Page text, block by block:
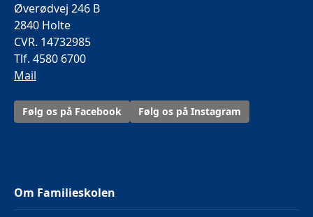
Øverødvej 246 B
2840 Holte
CVR. 14732985
Tlf. 4580 6700
Mail
Følg os på Facebook Følg os på Instagram
Om Familieskolen